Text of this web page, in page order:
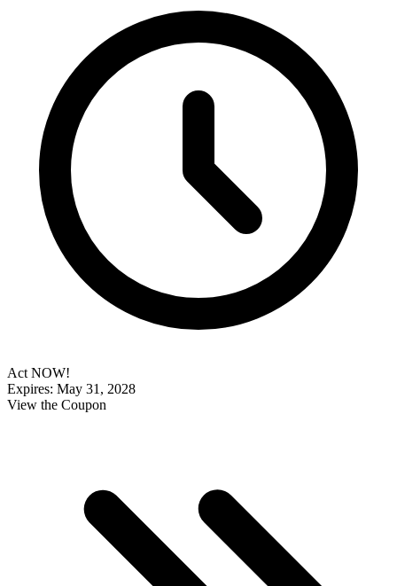
Act NOW!
Expires: May 31, 2028
View the Coupon